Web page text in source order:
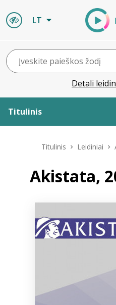
LT
Detali
Titulinis
Leidiniai
Naujienos
Titulinis Leidiniai
Akistata,